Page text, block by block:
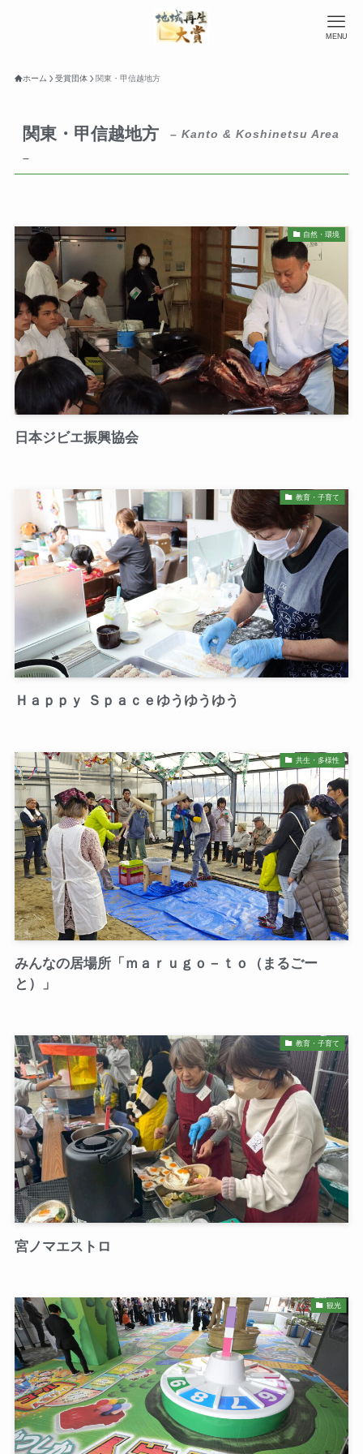
MENU
ホーム 受賞団体 関東・甲信越地方
関東・甲信越地方
– Kanto & Koshinetsu Area
–
自然・環境
日本ジビエ振興協会
教育・子育て
Ｈａｐｐｙ Ｓｐａｃｅゆうゆうゆう
共生・多様性
みんなの居場所「ｍａｒｕｇｏ－ｔｏ（まるごー
と）」
教育・子育て
宮ノマエストロ
観光